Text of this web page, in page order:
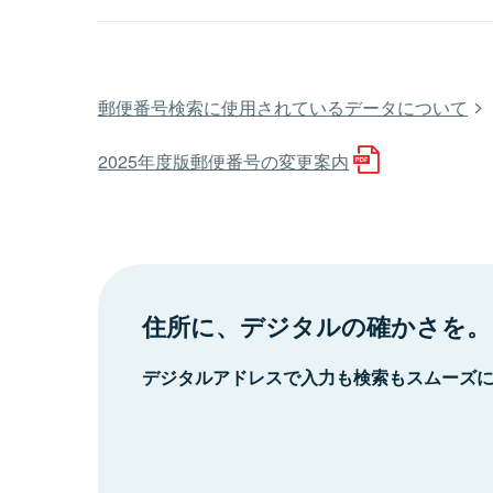
郵便番号検索に使用されているデータについて
2025年度版郵便番号の変更案内
住所に、デジタルの確かさを。
デジタルアドレスで入力も検索もスムーズ